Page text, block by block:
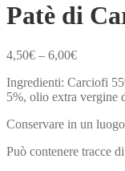
Patè di
4,50€ – 6,00€
Ingredienti: Carciofi
5%, olio extra vergine
Conservare in un
Può contenere tracce